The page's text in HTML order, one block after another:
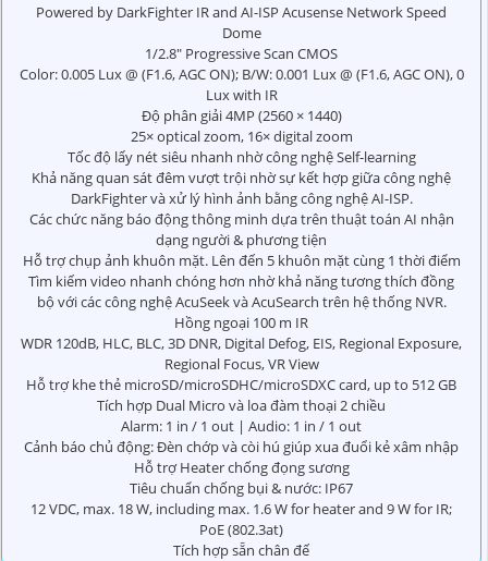
Powered by DarkFighter IR and AI-ISP Acusense Network Speed
Dome
1/2.8" Progressive Scan CMOS
Color: 0.005 Lux @ (F1.6, AGC ON); B/W: 0.001 Lux @ (F1.6, AGC ON), 0
Lux with IR
Độ phân giải 4MP (2560 × 1440)
25× optical zoom, 16× digital zoom
Tốc độ lấy nét siêu nhanh nhờ công nghệ Self-learning
Khả năng quan sát đêm vượt trội nhờ sự kết hợp giữa công nghệ
DarkFighter và xử lý hình ảnh bằng công nghệ AI-ISP.
Các chức năng báo động thông minh dựa trên thuật toán AI nhận
dạng người & phương tiện
Hỗ trợ chụp ảnh khuôn mặt. Lên đến 5 khuôn mặt cùng 1 thời điểm
Tìm kiếm video nhanh chóng hơn nhờ khả năng tương thích đồng
bộ với các công nghệ AcuSeek và AcuSearch trên hệ thống NVR.
Hồng ngoại 100 m IR
WDR 120dB, HLC, BLC, 3D DNR, Digital Defog, EIS, Regional Exposure,
Regional Focus, VR View
Hỗ trợ khe thẻ microSD/microSDHC/microSDXC card, up to 512 GB
Tích hợp Dual Micro và loa đàm thoại 2 chiều
Alarm: 1 in / 1 out | Audio: 1 in / 1 out
Cảnh báo chủ động: Đèn chớp và còi hú giúp xua đuổi kẻ xâm nhập
Hỗ trợ Heater chống đọng sương
Tiêu chuẩn chống bụi & nước: IP67
12 VDC, max. 18 W, including max. 1.6 W for heater and 9 W for IR;
PoE (802.3at)
Tích hợp sẵn chân đế